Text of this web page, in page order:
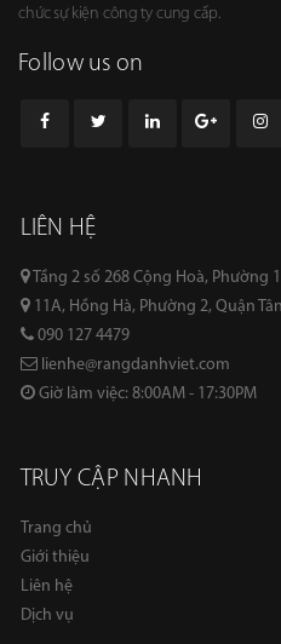
chức sự kiện công ty cung cấp.
Follow us on
LIÊN HỆ
Tầng 2 số 268 Cộng Hoà, Phường
11A, Hồng Hà, Phường 2, Quận
090 127 4479
lienhe@rangdanhviet.com
Giờ làm việc: 8:00AM - 17:30PM
TRUY CẬP NHANH
Trang chủ
Giới thiệu
Liên hệ
Dịch vụ